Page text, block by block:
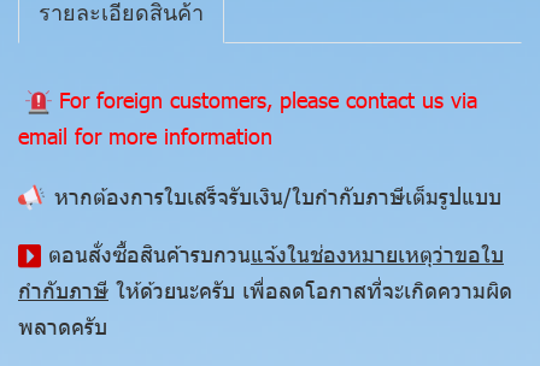
รายละเอียดสินค้า
For foreign customers, please contact us via
email for more information
หากต้องการใบเสร็จรับเงิน/ใบกำกับภาษีเต็มรูปแบบ
ตอนสั่งซื้อสินค้ารบกวนแจ้งในช่องหมายเหตุว่าขอใบ
กำกับภาษี ให้ด้วยนะครับ เพื่อลดโอกาสที่จะเกิดความผิด
พลาดครับ